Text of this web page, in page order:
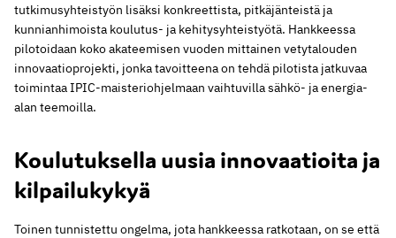
tutkimusyhteistyön lisäksi konkreettista, pitkäjänteistä ja
kunnianhimoista koulutus- ja kehitysyhteistyötä. Hankkeessa
pilotoidaan koko akateemisen vuoden mittainen vetytalouden
innovaatioprojekti, jonka tavoitteena on tehdä pilotista jatkuvaa
toimintaa IPIC-maisteriohjelmaan vaihtuvilla sähkö- ja energia-
alan teemoilla.
Koulutuksella uusia innovaatioita ja
kilpailukykyä
Toinen tunnistettu ongelma, jota hankkeessa ratkotaan, on se että